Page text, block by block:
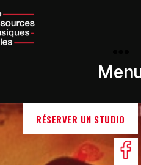
RÉSERVER UN STUDIO